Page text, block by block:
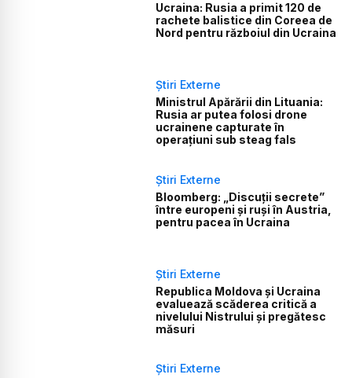
Ucraina: Rusia a primit 120 de
rachete balistice din Coreea de
Nord pentru războiul din Ucraina
Știri Externe
Ministrul Apărării din Lituania:
Rusia ar putea folosi drone
ucrainene capturate în
operațiuni sub steag fals
Știri Externe
Bloomberg: „Discuții secrete”
între europeni și ruși în Austria,
pentru pacea în Ucraina
Știri Externe
Republica Moldova și Ucraina
evaluează scăderea critică a
nivelului Nistrului și pregătesc
măsuri
Știri Externe